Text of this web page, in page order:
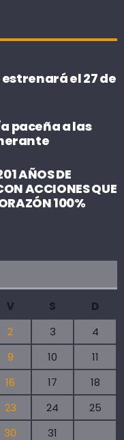
el 27 de
paceña a las
AÑOS DE
ACCIONES QUE
100%
V S
D
2 3
4
9 10
11
16 17
18
23 24
25
30 31